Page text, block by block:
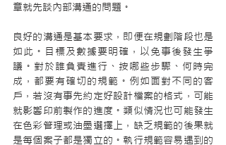
章就先談內部溝通的問題。
良好的溝通是基本要求，即便在規劃階段也是
如此。目標及數據要明確，以免事後發生爭
議。對於誰負責進行、按哪些步驟、何時完
成，都要有確切的規範。例如面對不同的客
戶，若沒有事先約定好設計檔案的格式，可能
就影響印前製作的進度。類似情況也可能發生
在色彩管理或油墨選擇上，缺乏規範的後果就
是每個案子都是獨立的。執行規範容易遇到的